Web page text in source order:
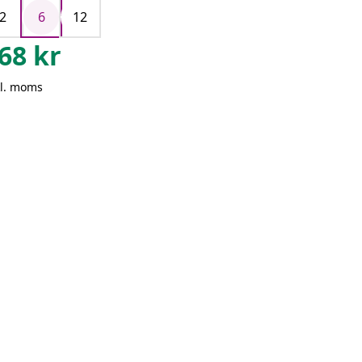
6 12
kr
moms